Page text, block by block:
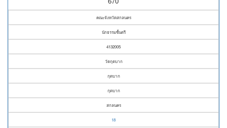
คณะจังหวัดสกลนคร
นักธรรมชั้นตรี
4132005
วัดกุดบาก
กุดบาก
กุดบาก
สกลนคร
18